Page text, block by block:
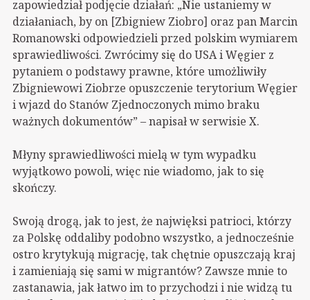
zapowiedział podjęcie działań: „Nie ustaniemy w
działaniach, by on [Zbigniew Ziobro] oraz pan Marcin
Romanowski odpowiedzieli przed polskim wymiarem
sprawiedliwości. Zwrócimy się do USA i Węgier z
pytaniem o podstawy prawne, które umożliwiły
Zbigniewowi Ziobrze opuszczenie terytorium Węgier
i wjazd do Stanów Zjednoczonych mimo braku
ważnych dokumentów” – napisał w serwisie X.
Młyny sprawiedliwości mielą w tym wypadku
wyjątkowo powoli, więc nie wiadomo, jak to się
skończy.
Swoją drogą, jak to jest, że najwięksi patrioci, którzy
za Polskę oddaliby podobno wszystko, a jednocześnie
ostro krytykują migrację, tak chętnie opuszczają kraj
i zamieniają się sami w migrantów? Zawsze mnie to
zastanawia, jak łatwo im to przychodzi i nie widzą tu